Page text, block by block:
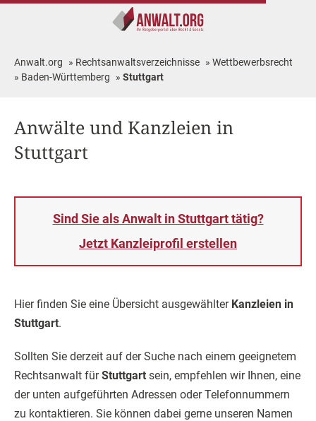
Anwälte und Kanzleien in
Stuttgart
Anwalt.org » Rechtsanwaltsverzeichnisse » Wettbewerbsrecht
» Baden-Württemberg » Stuttgart
Sind Sie als Anwalt in Stuttgart tätig?
Jetzt Kanzleiprofil erstellen
Hier finden Sie eine Übersicht ausgewählter Kanzleien in
Stuttgart.
Sollten Sie derzeit auf der Suche nach einem geeignetem
Rechtsanwalt fürStuttgart sein, empfehlen wir Ihnen, eine
der unten aufgeführten Adressen oder Telefonnummern
zu kontaktieren. Sie können dabei gerne unseren Namen